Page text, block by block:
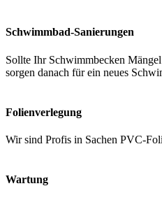
Schwimmbad-Sanierungen
Sollte Ihr Schwimmbecken
sorgen danach für ein neues
Folienverlegung
Wir sind Profis in Sachen PVC-
Wartung